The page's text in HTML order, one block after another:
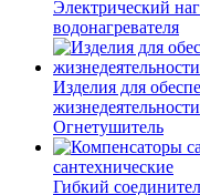
Электрический
водонагревателя
Изделия для
жизнедеятельности
Огнетушитель
сантехнические
Гибкий